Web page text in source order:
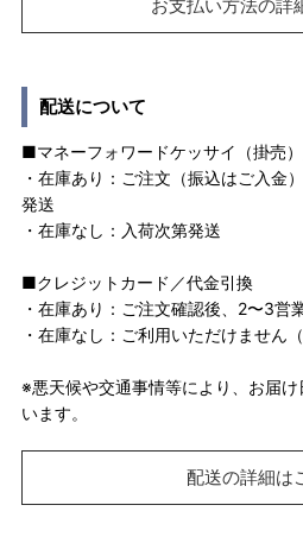
お支払い方法の詳
配送について
■マネーフォワードケッサイ（掛売）
・在庫あり：ご注文（振込はご入金
発送
・在庫なし：入荷次第発送
■クレジットカード／代金引換
・在庫あり：ご注文確認後、2〜3営
・在庫なし：ご利用いただけません
※悪天候や交通事情等により、お届
います。
配送の詳細は